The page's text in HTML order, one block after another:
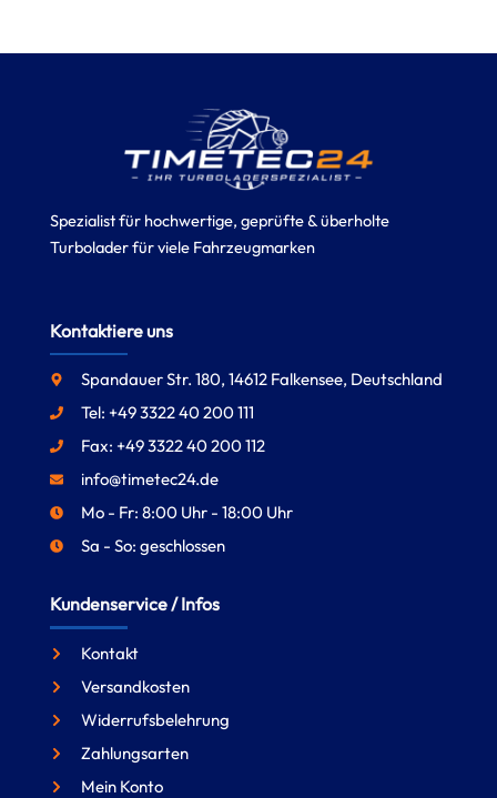
Spezialist für hochwertige, geprüfte & überholte
Turbolader für viele Fahrzeugmarken
Kontaktiere uns
Spandauer Str. 180, 14612 Falkensee, Deutschland
Tel: +49 3322 40 200 111
Fax: +49 3322 40 200 112
info@timetec24.de
Mo - Fr: 8:00 Uhr - 18:00 Uhr
Sa - So: geschlossen
Kundenservice / Infos
Kontakt
Versandkosten
Widerrufsbelehrung
Zahlungsarten
Mein Konto